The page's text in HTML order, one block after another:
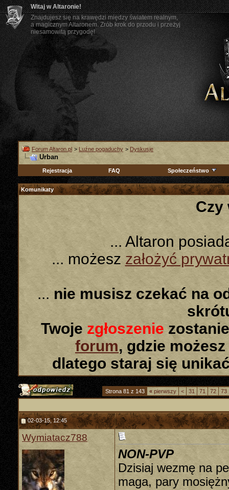
Witaj w Altaronie!
Znajdujesz się na krawędzi między światem realnym,
a magicznym Altaronem. Zrób krok do przodu i przeżyj
niesamowitą przygodę!
Forum Altaron.pl > Luźne pogaduchy > Dyskusje
Urban
Rejestracja FAQ Społeczeństwo
Komunikaty
Czy
... Altaron
... możeszzałożyć
... nie musisz czekać na
Twoje zgłoszenie
forum, gdzie
dlatego staraj się
Strona 81 z 143 « pierwszy < 31 71 72 73
02-03-15, 12:45
Wymiatacz788
NON-PVP
Dzisiaj wezmę na
maga, pary